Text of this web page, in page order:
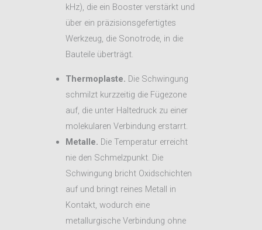
kHz), die ein Booster verstärkt und
über ein präzisionsgefertigtes
Werkzeug, die Sonotrode, in die
Bauteile überträgt.
Thermoplaste. Die Schwingung
schmilzt kurzzeitig die Fügezone
auf, die unter Haltedruck zu einer
molekularen Verbindung erstarrt.
Metalle. Die Temperatur erreicht
nie den Schmelzpunkt. Die
Schwingung bricht Oxidschichten
auf und bringt reines Metall in
Kontakt, wodurch eine
metallurgische Verbindung ohne